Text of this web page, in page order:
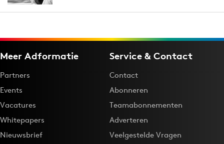
Meer Adformatie
Partners
Events
Vacatures
Whitepapers
Nieuwsbrief
Service & Contact
Contact
Abonneren
Teamabonnementen
Adverteren
Veelgestelde Vragen